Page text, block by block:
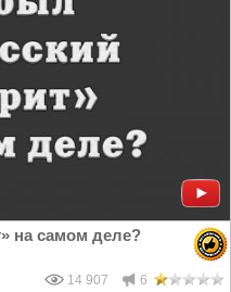
на самом деле?
14 907 6